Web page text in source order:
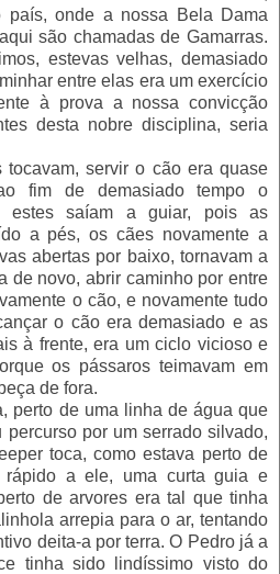
país, onde a nossa Bela Dama
são chamadas de Gamarras.
estevas velhas, demasiado
entre elas era um exercício
à prova a nossa convicção
desta nobre disciplina, seria
tocavam, servir o cão era quase
fim de demasiado tempo o
estes saíam a guiar, pois as
a pés, os cães novamente a
abertas por baixo, tornavam a
de novo, abrir caminho por entre
o cão, e novamente tudo
o cão era demasiado e as
à frente, era um ciclo vicioso e
os pássaros teimavam em
de fora.
perto de uma linha de água que
por um serrado silvado,
toca, como estava perto de
rápido a ele, uma curta guia e
de arvores era tal que tinha
arrepia para o ar, tentando
deita-a por terra. O Pedro já a
tinha sido lindíssimo visto do